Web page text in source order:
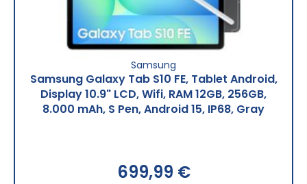
Samsung
Samsung Galaxy Tab S10 FE, Tablet Android,
Display 10.9" LCD, Wifi, RAM 12GB, 256GB,
8.000 mAh, S Pen, Android 15, IP68, Gray
699,99 €